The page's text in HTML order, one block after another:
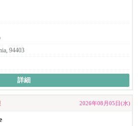
には。
workstyle/
94403
詳細
2026年08月05日(水)